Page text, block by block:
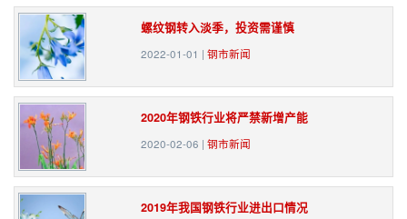
螺纹钢转入淡季，投资需谨慎
2022-01-01 | 钢市新闻
2020年钢铁行业将严禁新增产能
2020-02-06 | 钢市新闻
2019年我国钢铁行业进出口情况